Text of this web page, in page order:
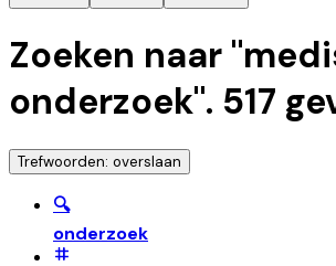
Zoeken naar "
onderzoek". 517
Trefwoorden: overslaan
🔍
onderzoek